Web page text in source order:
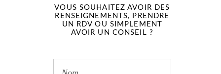
VOUS SOUHAITEZ AVOIR DES
RENSEIGNEMENTS, PRENDRE
UN RDV OU SIMPLEMENT
AVOIR UN CONSEIL ?